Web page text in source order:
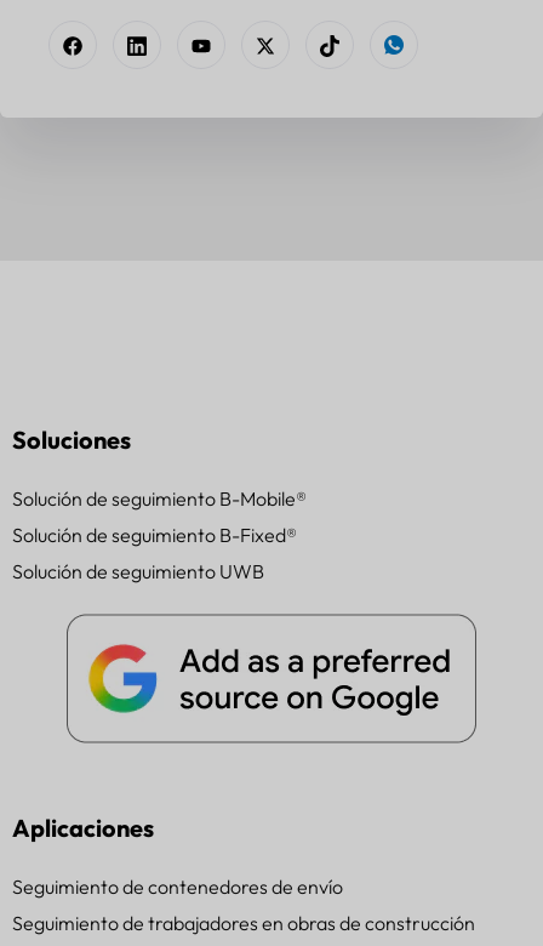
Soluciones
Solución de seguimiento B-Mobile®
Solución de seguimiento B-Fixed®
Solución de seguimiento UWB
Aplicaciones
Seguimiento de contenedores de envío
Seguimiento de trabajadores en obras de construcción